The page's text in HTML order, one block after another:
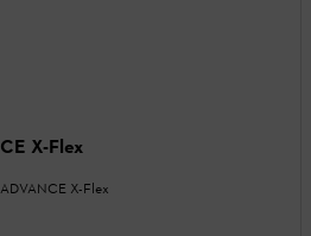
X-Flex
X-Flex